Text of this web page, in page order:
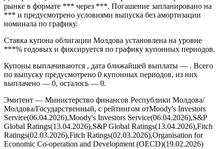
рынке в формате *** через ***. Погашение запланировано на
*** и предусмотрено условиями выпуска без амортизации
номинала по графику.
Ставка купона облигации Молдова установлена на уровне
***% годовых и фиксируется по графику купонных периодов.
Купоны выплачиваются , дата ближайшей выплаты — . Всего
по выпуску предусмотрено 0 купонных периодов, из них
выплачено — 0, осталось — 0.
Эмитент — Министерство финансов Республики Молдова/
Молдова/Государственный, с рейтингом отMoody's Investors
Service(06.04.2026),Moody's Investors Service(06.04.2026),S&P
Global Ratings(13.04.2026),S&P Global Ratings(13.04.2026),Fitch
Ratings(02.03.2026),Fitch Ratings(02.03.2026),Organisation for
Economic Co-operation and Development (OECD)(19.02.2026)